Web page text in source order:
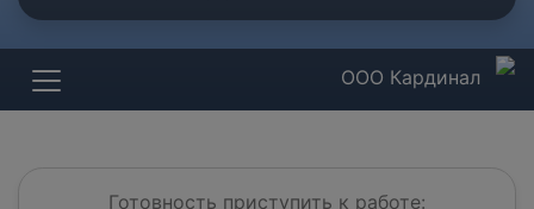
ООО Кардинал
Готовность приступить к работе: